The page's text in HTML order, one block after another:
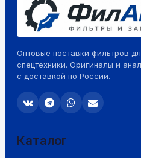
Оптовые поставки фильтров
спецтехники. Оригиналы и
с доставкой по России.
Каталог